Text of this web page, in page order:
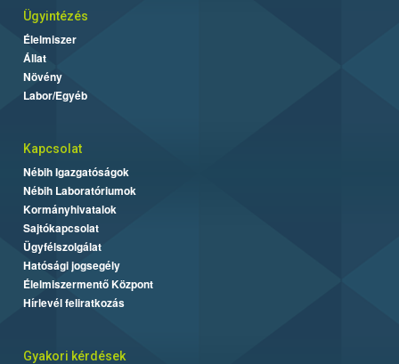
Ügyintézés
Élelmiszer
Állat
Növény
Labor/Egyéb
Kapcsolat
Nébih Igazgatóságok
Nébih Laboratóriumok
Kormányhivatalok
Sajtókapcsolat
Ügyfélszolgálat
Hatósági jogsegély
Élelmiszermentő Központ
Hírlevél feliratkozás
Gyakori kérdések